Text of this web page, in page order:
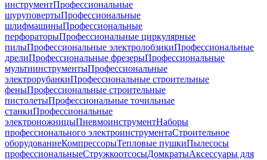
инструментПрофессиональные
шуруповертыПрофессиональные
шлифмашиныПрофессиональные
перфораторыПрофессиональные циркулярные
пилыПрофессиональные электролобзикиПрофессиональные
дрелиПрофессиональные фрезерыПрофессиональные
мультиинструментыПрофессиональные
электрорубанкиПрофессиональные строительные
феныПрофессиональные строительные
пистолетыПрофессиональные точильные
станкиПрофессиональные
электроножницыПневмоинструментНаборы
профессионального электроинструментаСтроительное
оборудованиеКомпрессорыТепловые пушкиПылесосы
профессиональныеСтружкоотсосыДомкратыАксессуары для